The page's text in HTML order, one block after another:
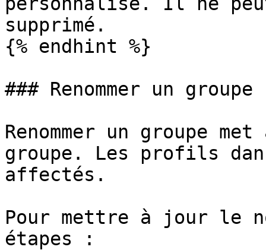
supprimé.
{% endhint %}
### Renommer un groupe
Renommer un groupe
groupe. Les profils
affectés.
Pour mettre à jour le
étapes :